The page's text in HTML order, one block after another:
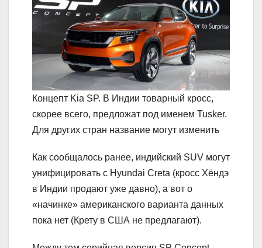
Концепт Kia SP. В Индии товарный кросс,
скорее всего, предложат под именем Tusker.
Для других стран название могут изменить
Как сообщалось ранее, индийский SUV могут
унифицировать с Hyundai Creta (кросс Хёндэ
в Индии продают уже давно), а вот о
«начинке» американского варианта данных
пока нет (Крету в США не предлагают).